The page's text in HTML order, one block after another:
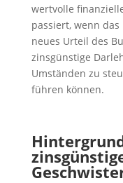
wertvolle
passiert, wenn
neues Urteil des
zinsgünstige
Umständen zu
führen können.